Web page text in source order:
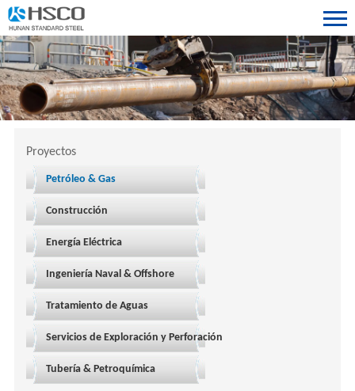
Proyectos
Petróleo & Gas
Construcción
Energía Eléctrica
Ingeniería Naval & Offshore
Tratamiento de Aguas
Servicios de Exploración y Perforación
Tubería & Petroquímica